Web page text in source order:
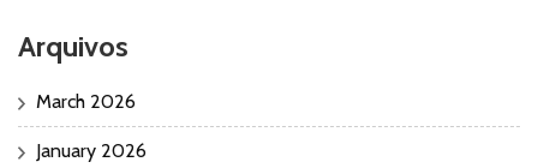
Arquivos
March 2026
January 2026